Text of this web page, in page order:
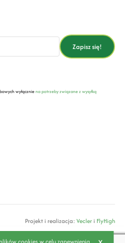
Zapisz się!
wyłączniena potrzeby związane z wysyłką
Projekt i realizacja: Vecler i FlyHigh